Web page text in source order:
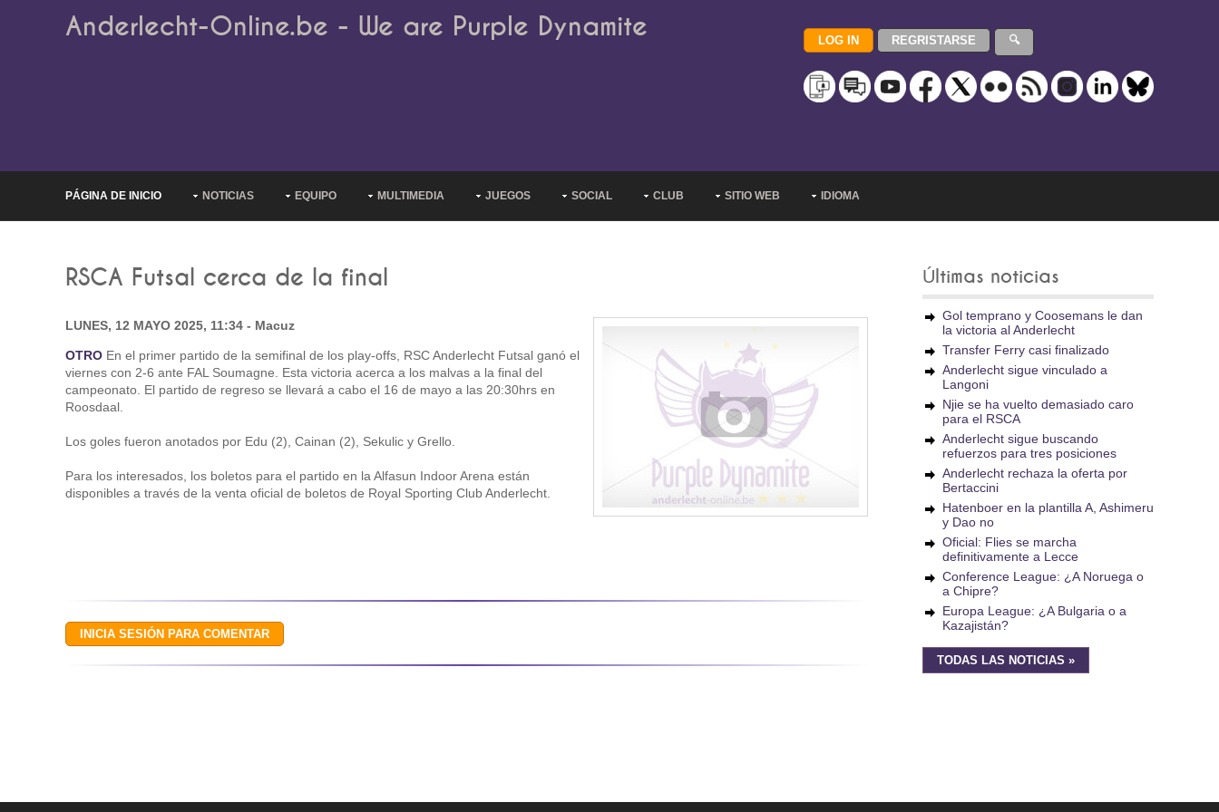
Anderlecht-Online.be - We are Purple Dynamite
PÁGINA DE INICIO NOTICIAS EQUIPO MULTIMEDIA JUEGOS SOCIAL CLUB SITIO WEB IDIOMA
RSCA Futsal cerca de la final
LUNES, 12 MAYO 2025, 11:34 - Macuz
OTRO En el primer partido de la semifinal de los play-offs, RSC Anderlecht Futsal ganó el
viernes con 2-6 ante FAL Soumagne. Esta victoria acerca a los malvas a la final del
campeonato. El partido de regreso se llevará a cabo el 16 de mayo a las 20:30hrs en
Roosdaal.
Los goles fueron anotados por Edu (2), Cainan (2), Sekulic y Grello.
Para los interesados, los boletos para el partido en la Alfasun Indoor Arena están
disponibles a través de la venta oficial de boletos de Royal Sporting Club Anderlecht.
Últimas noticias
Gol temprano y Coosemans le dan
la victoria al Anderlecht
Transfer Ferry casi finalizado
Anderlecht sigue vinculado a
Langoni
Njie se ha vuelto demasiado caro
para el RSCA
Anderlecht sigue buscando
refuerzos para tres posiciones
Anderlecht rechaza la oferta por
Bertaccini
Hatenboer en la plantilla A, Ashimeru
y Dao no
Oficial: Flies se marcha
definitivamente a Lecce
Conference League: ¿A Noruega o
a Chipre?
Europa League: ¿A Bulgaria o a
Kazajistán?
TODAS LAS NOTICIAS »